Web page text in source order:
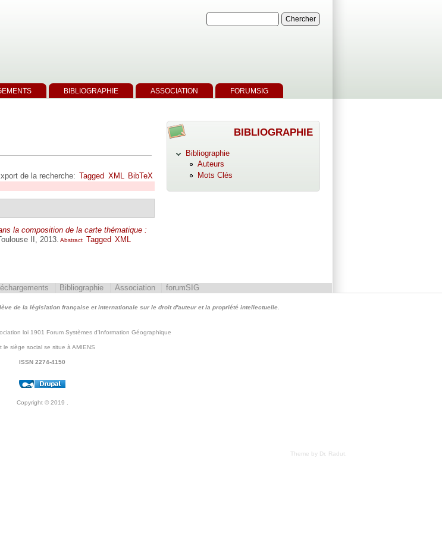
BIBLIOGRAPHIE ASSOCIATION FORUMSIG
de la recherche: Tagged XML BibTeX
la composition de la carte thématique :
II, 2013. Abstract Tagged XML
BIBLIOGRAPHIE
Bibliographie
Auteurs
Mots Clés
Bibliographie Association forumSIG
de la législation française et internationale sur le droit d'auteur et la propriété intellectuelle.
loi 1901 Forum Systèmes d'Information Géographique
le siège social se situe à AMIENS
ISSN 2274-4150
Copyright © 2019
Theme by Dr. Radut